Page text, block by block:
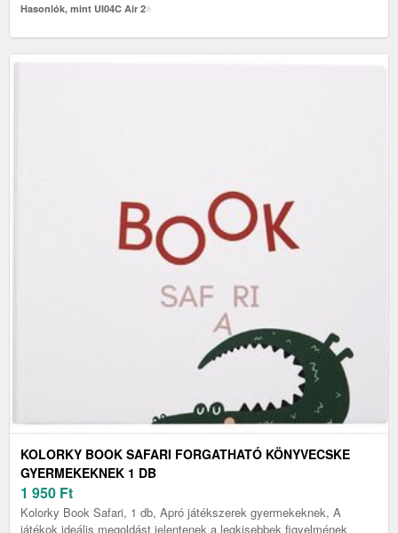
Hasonlók, mint UI04C Air 2
KOLORKY BOOK SAFARI FORGATHATÓ KÖNYVECSKE
GYERMEKEKNEK 1 DB
1 950 Ft
Kolorky Book Safari, 1 db, Apró játékszerek gyermekeknek, A
játékok ideális megoldást jelentenek a legkisebbek figyelmének